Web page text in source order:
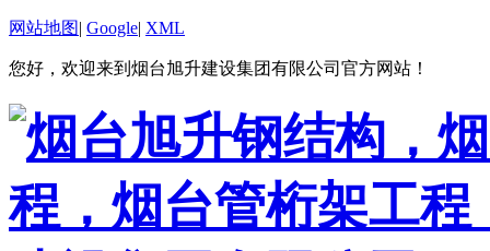
网站地图| Google| XML
您好，欢迎来到烟台旭升建设集团有限公司官方网站！